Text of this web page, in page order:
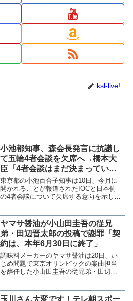
ksl-live!
小池都知事、森会長発言に抗議し
て五輪4者会談を欠席へ→橋本大
臣「4者会談はまだ決まっていま
せん」
東京都の小池百合子知事は10日、今月に
開かれることが報道されたIOCと日本側
の4者会談について欠席する意向を示し
る意図があるようだ。「（都市ボランテ
ィア）９７人ご辞退と...
ヤマサ醤油が小山田圭吾の従兄
弟・田辺晋太郎の投稿で謝罪「契
約は、本年6月30日に終了」
調味料メーカーのヤマサ醤油は20日、い
じめ問題で東京オリンピックの楽曲担当
を辞任した小山田圭吾の従兄弟・田辺晋
を受けて従兄弟の田辺晋太郎氏がツイッ
玉川さん大変です！テレ朝スポー